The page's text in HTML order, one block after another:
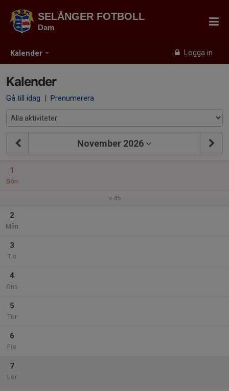
Kalender Logga in
SELÅNGER FOTBOLL
Dam
Kalender
Gå till idag | Prenumerera
November 2026
1
Sön
v.45
2
Mån
3
Tis
4
Ons
5
Tor
6
Fre
7
Lör